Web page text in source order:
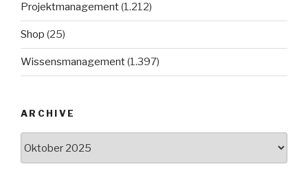
Projektmanagement(1.212)
Shop (25)
Wissensmanagement(1.397)
ARCHIVE